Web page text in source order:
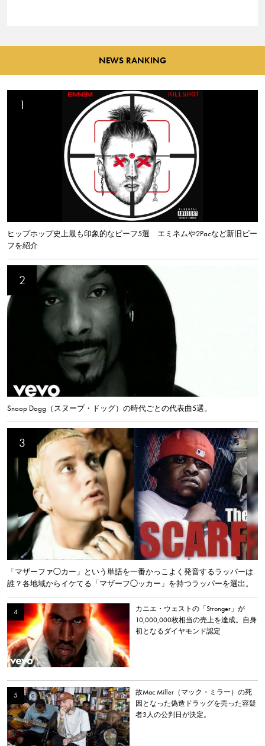
NEWS RANKING
ヒップホップ史上最も印象的なビーフ5選 エミネムや2Pacなど新旧ビー
フを紹介
Snoop Dogg（スヌープ・ドッグ）の時代ごとの代表曲5選。
「マザーファ◯カー」という単語を一番かっこよく発音するラッパーは
誰？各地域からイケてる「マザーフ◯ッカー」を持つラッパーを選出。
カニエ・ウェストの「Stronger」が
10,000,000枚相当の売上を達成。自身
初となるダイヤモンド認定
故Mac Miller（マック・ミラー）の死
因となった偽造ドラッグを売った容疑
者3人の公判日が決定。